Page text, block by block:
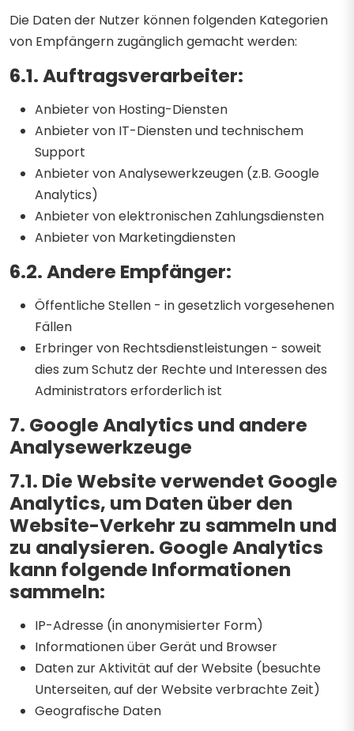
Die Daten der Nutzer können folgenden Kategorien
von Empfängern zugänglich gemacht werden:
6.1. Auftragsverarbeiter:
Anbieter von Hosting-Diensten
Anbieter von IT-Diensten und technischem
Support
Anbieter von Analysewerkzeugen (z.B. Google
Analytics)
Anbieter von elektronischen Zahlungsdiensten
Anbieter von Marketingdiensten
6.2. Andere Empfänger:
Öffentliche Stellen - in gesetzlich vorgesehenen
Fällen
Erbringer von Rechtsdienstleistungen - soweit
dies zum Schutz der Rechte und Interessen des
Administrators erforderlich ist
7. Google Analytics und andere
Analysewerkzeuge
7.1. Die Website verwendet Google
Analytics, um Daten über den
Website-Verkehr zu sammeln und
zu analysieren. Google Analytics
kann folgende Informationen
sammeln:
IP-Adresse (in anonymisierter Form)
Informationen über Gerät und Browser
Daten zur Aktivität auf der Website (besuchte
Unterseiten, auf der Website verbrachte Zeit)
Geografische Daten